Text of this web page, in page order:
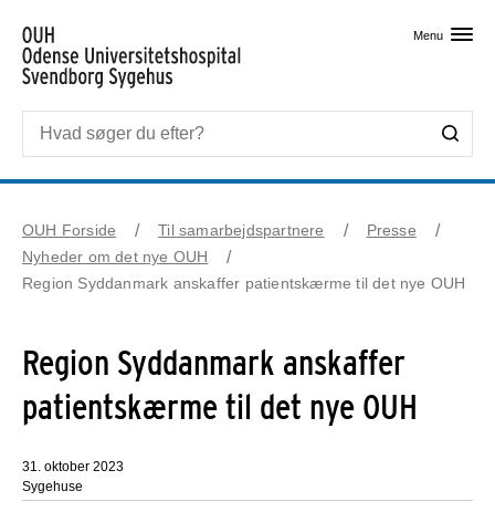
Menu
OUH Forside Til samarbejdspartnere
Presse
Nyheder om det nye OUH
Region Syddanmark anskaffer patientskærme til det nye OUH
Region Syddanmark anskaffer
patientskærme til det nye OUH
31. oktober 2023
Sygehuse